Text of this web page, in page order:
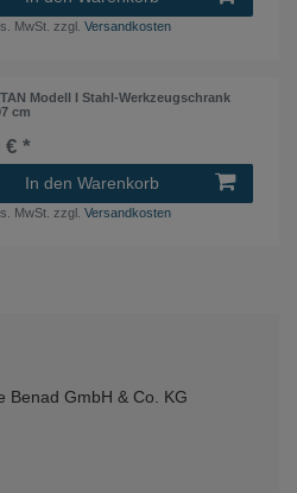
MwSt. zzgl.Versandkosten
Modell I Stahl-Werkzeugschrank
cm
€ *
In den Warenkorb
MwSt. zzgl.Versandkosten
Benad GmbH & Co. KG